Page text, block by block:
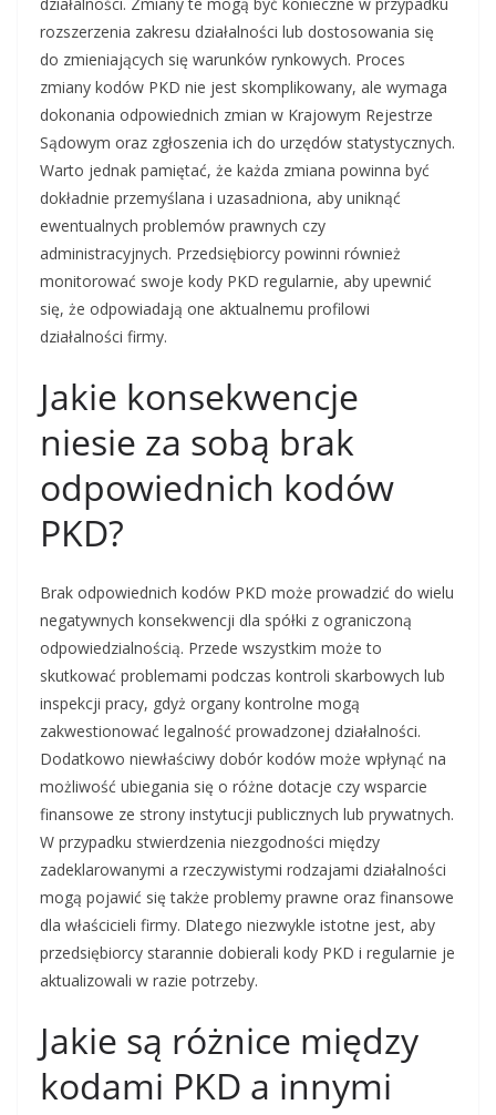
rozszerzenia zakresu działalności lub dostosowania się
do zmieniających się warunków rynkowych. Proces
zmiany kodów PKD nie jest skomplikowany, ale wymaga
dokonania odpowiednich zmian w Krajowym Rejestrze
Sądowym oraz zgłoszenia ich do urzędów statystycznych.
Warto jednak pamiętać, że każda zmiana powinna być
dokładnie przemyślana i uzasadniona, aby uniknąć
ewentualnych problemów prawnych czy
administracyjnych. Przedsiębiorcy powinni również
monitorować swoje kody PKD regularnie, aby upewnić
się, że odpowiadają one aktualnemu profilowi
działalności firmy.
Jakie konsekwencje
niesie za sobą brak
odpowiednich kodów
PKD?
Brak odpowiednich kodów PKD może prowadzić do wielu
negatywnych konsekwencji dla spółki z ograniczoną
odpowiedzialnością. Przede wszystkim może to
skutkować problemami podczas kontroli skarbowych lub
inspekcji pracy, gdyż organy kontrolne mogą
zakwestionować legalność prowadzonej działalności.
Dodatkowo niewłaściwy dobór kodów może wpłynąć na
możliwość ubiegania się o różne dotacje czy wsparcie
finansowe ze strony instytucji publicznych lub prywatnych.
W przypadku stwierdzenia niezgodności między
zadeklarowanymi a rzeczywistymi rodzajami działalności
mogą pojawić się także problemy prawne oraz finansowe
dla właścicieli firmy. Dlatego niezwykle istotne jest, aby
przedsiębiorcy starannie dobierali kody PKD i regularnie je
aktualizowali w razie potrzeby.
Jakie są różnice między
kodami PKD a innymi